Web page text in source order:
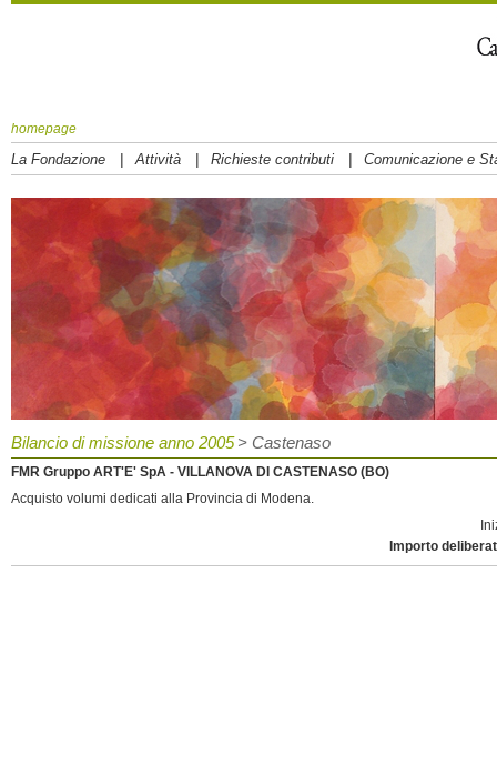
homepage
La Fondazione | Attività | Richieste contributi | Comunicazione e
Bilancio di missione anno 2005 > Castenaso
FMR Gruppo ART'E' SpA - VILLANOVA DI CASTENASO (BO)
Acquisto volumi dedicati alla Provincia di Modena.
Importo